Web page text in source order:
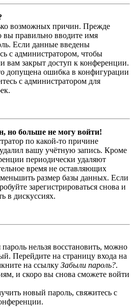
возможных причин. Прежде
вы правильно вводите имя
Если данные введены
с администратором, чтобы
вам закрыт доступ к конференции.
допущена ошибка в конфигурации
с администратором для
но больше не могу войти!
по какой-то причине
вашу учётную запись. Кроме
периодически удаляют
время не оставляющих
размер базы данных. Если
зарегистрироваться снова и
в дискуссиях.
нельзя восстановить, можно
Перейдите на страницу входа на
на ссылку Забыли пароль?.
и скоро вы снова сможете войти
новый пароль, свяжитесь с